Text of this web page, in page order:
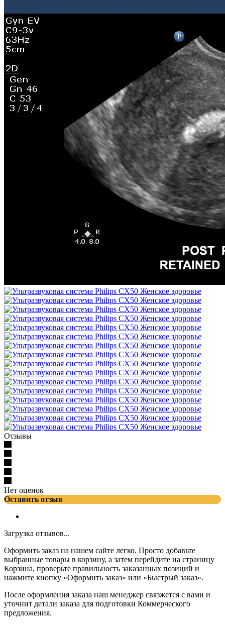
Отзывы
Нет оценок
Оставить отзыв
Загрузка отзывов...
Оформить заказ на нашем сайте легко. Просто добавьте
выбранные товары в корзину, а затем перейдите на страницу
Корзина, проверьте правильность заказанных позиций и
нажмите кнопку «Оформить заказ» или «Быстрый заказ».
После оформления заказа наш менеджер связжется с вами и
уточнит детали заказа для подготовки Коммерческого
предложения.